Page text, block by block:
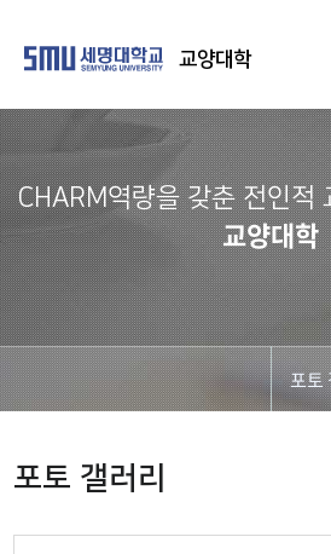
교양대학
CHARM역량을 갖춘 전인적
교양대학
포토
포토 갤러리